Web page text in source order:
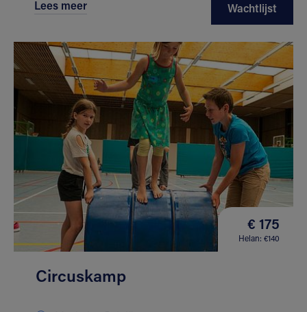
Lees meer Wachtlijst
€ 175
Helan: €140
Circuskamp